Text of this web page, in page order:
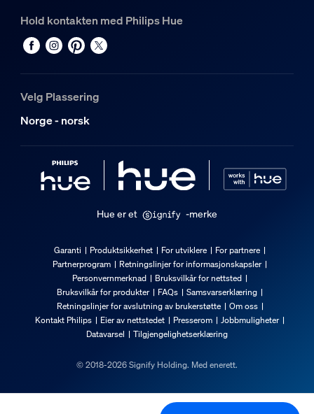
Emballasjemål og vekt
EAN/UPC – produkt
8718696167991
0,74 kg
Bruttovekt
1,45 kg
Høyde
145 mm
Bredde
Materialenummer (12NC)
915005630301
Nettovekt
Hold kontakten med Philips Hue
Velg Plassering
Norge - norsk
Hue er et -merke
Garanti Produktsikkerhet For utviklere
For partnere
Partnerprogram
Retningslinjer for informasjonskapsler
Personvernmerknad
Bruksvilkår for nettsted
Bruksvilkår for produkter
FAQs
Samsvarserklæring
Retningslinjer for avslutning av brukerstøtte
Om oss
Kontakt Philips
Eier av nettstedet Presserom
Jobbmuligheter
Datavarsel
Tilgjengelighetserklæring
© 2018-2026 Signify Holding. Med enerett.